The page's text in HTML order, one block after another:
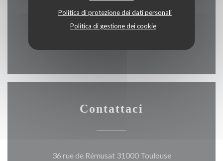
Politica di protezione dei dati personali
Politica di gestione dei cookie
Parcheggio
place du capitole 200m
Contattaci
36 rue de Rémusat 31000 Toulouse((apre una